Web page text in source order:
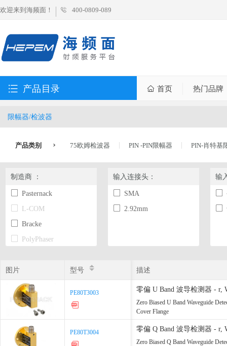
欢迎来到海频面！ 400-0809-089
产品目录 首页 热门品牌
限幅器/检波器
产品类别 75欧姆检波器 PIN -PIN限幅器 PIN-肖特基
制造商 ：
Pasternack
L-COM
Bracke
PolyPhaser
输入连接头：
SMA
2.92mm
输
图片 型号 描述
PE80T3003
零偏 U Band 波导检测器 - r,
圆盖法兰
Zero Biased U Band Waveguide
Cover Flange
PE80T3004
零偏 Q Band 波导检测器 - r,
圆盖法兰
Zero Biased Q Band Waveguide
图片 型号
PE80T3003
PE80T3004